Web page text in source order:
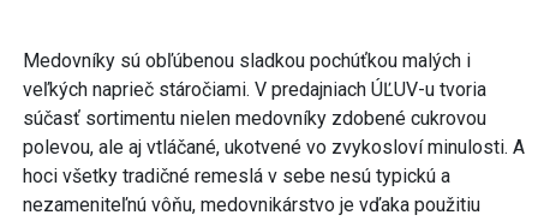
Medovníky sú obľúbenou sladkou pochúťkou malých i
veľkých naprieč stáročiami. V predajniach ÚĽUV-u tvoria
súčasť sortimentu nielen medovníky zdobené cukrovou
polevou, ale aj vtláčané, ukotvené vo zvykosloví minulosti. A
hoci všetky tradičné remeslá v sebe nesú typickú a
nezameniteľnú vôňu, medovnikárstvo je vďaka použitiu